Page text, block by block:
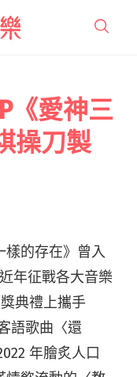
《愛神三
操刀製
樣的存在》曾入
年征戰各大音樂
典禮上攜手
語歌曲〈還
年膾炙人口